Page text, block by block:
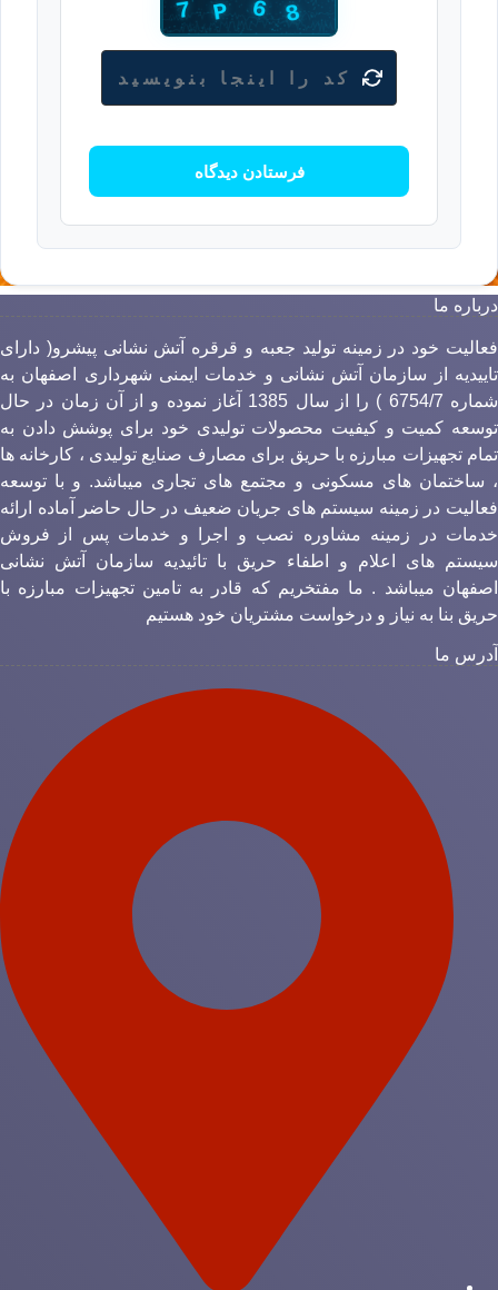
ما
خود در زمینه تولید جعبه و قرقره آتش نشانی پیشرو( دارای
از سازمان آتش نشانی و خدمات ایمنی شهرداری اصفهان به
شماره 6754/7 ) را از سال 1385 آغاز نموده و از آن زمان در حال
کمیت و کیفیت محصولات تولیدی خود برای پوشش دادن به
تجهیزات مبارزه با حریق برای مصارف صنایع تولیدی ، کارخانه ها
ساختمان های مسکونی و مجتمع های تجاری میباشد. و با توسعه
در زمینه سیستم های جریان ضعیف در حال حاضر آماده ارائه
در زمینه مشاوره نصب و اجرا و خدمات پس از فروش
های اعلام و اطفاء حریق با تائیدیه سازمان آتش نشانی
میباشد . ما مفتخریم که قادر به تامین تجهیزات مبارزه با
بنا به نیاز و درخواست مشتریان خود هستیم
ما